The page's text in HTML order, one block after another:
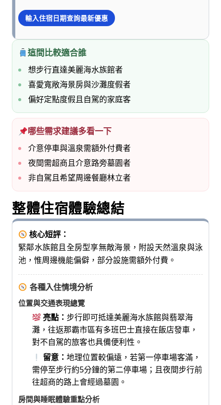
輸入住宿日期查詢最新優惠
這間比較適合誰
想步行直達美麗海水族館者
喜愛寬敞海景房與沙灘度假者
偏好定點度假且自駕的家庭客
哪些需求建議多看一下
介意停車與溫泉需額外付費者
夜間需超商且介意路旁墓園者
非自駕且希望周邊餐廳林立者
整體住宿體驗總結
核心短評：
緊鄰水族館且全房型享無敵海景，附設天然溫泉與泳
池，惟周邊機能偏僻，部分設施需額外付費。
各種入住情境分析
位置與交通表現總覽
亮點： 步行即可抵達美麗海水族館與翡翠海
灘，往返那霸市區有多班巴士直接在飯店發車，
對不自駕的旅客也具備便利性。
留意：地理位置較偏遠，若第一停車場客滿，
需停至步行約5分鐘的第二停車場；且夜間步行前
往超商的路上會經過墓園。
房間與睡眠體驗重點分析